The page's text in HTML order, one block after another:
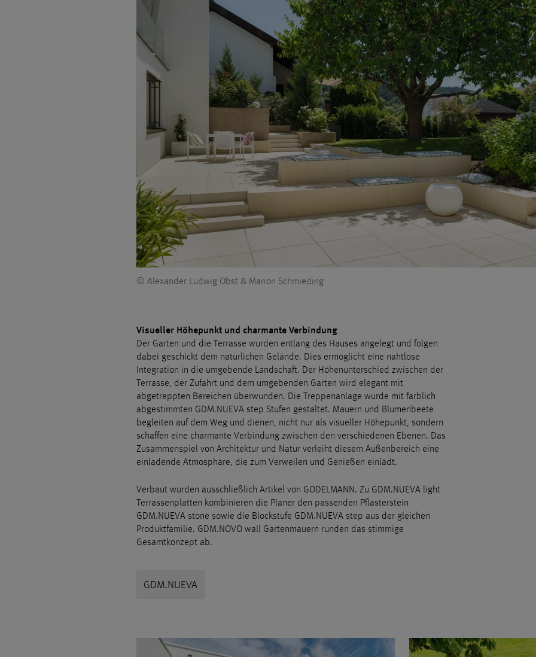
© Alexander Ludwig Obst & Marion Schmieding
Visueller Höhepunkt und charmante Verbindung
Der Garten und die Terrasse wurden entlang des Hauses angelegt und folgen
dabei geschickt dem natürlichen Gelände. Dies ermöglicht eine nahtlose
Integration in die umgebende Landschaft. Der Höhenunterschied zwischen der
Terrasse, der Zufahrt und dem umgebenden Garten wird elegant mit
abgetreppten Bereichen überwunden. Die Treppenanlage wurde mit farblich
abgestimmten GDM.NUEVA step Stufen gestaltet. Mauern und Blumenbeete
begleiten auf dem Weg und dienen, nicht nur als visueller Höhepunkt, sondern
schaffen eine charmante Verbindung zwischen den verschiedenen Ebenen. Das
Zusammenspiel von Architektur und Natur verleiht diesem Außenbereich eine
einladende Atmosphäre, die zum Verweilen und Genießen einlädt.
Verbaut wurden ausschließlich Artikel von GODELMANN. Zu GDM.NUEVA light
Terrassenplatten kombinieren die Planer den passenden Pflasterstein
GDM.NUEVA stone sowie die Blockstufe GDM.NUEVA step aus der gleichen
Produktfamilie. GDM.NOVO wall Gartenmauern runden das stimmige
Gesamtkonzept ab.
GDM.NUEVA